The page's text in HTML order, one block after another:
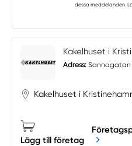
dessa meddelanden.
Kakelhuset i
Adress: Sannagatan
Kakelhuset i
Lägg till företag